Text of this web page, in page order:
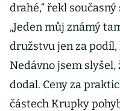
drahé,“ řekl
„Jeden můj známý
družstvu jen za
Nedávno jsem slyšel,
dodal. Ceny za
částech Krupky